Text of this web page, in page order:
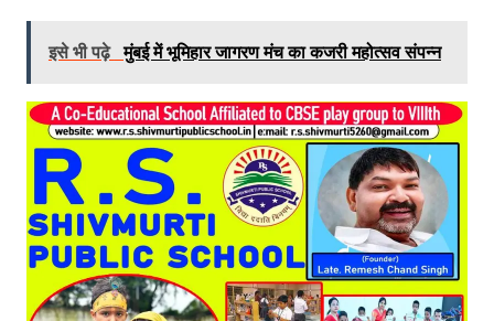
इसे भी पढ़े मुंबई में भूमिहार जागरण मंच का कजरी महोत्सव संपन्न